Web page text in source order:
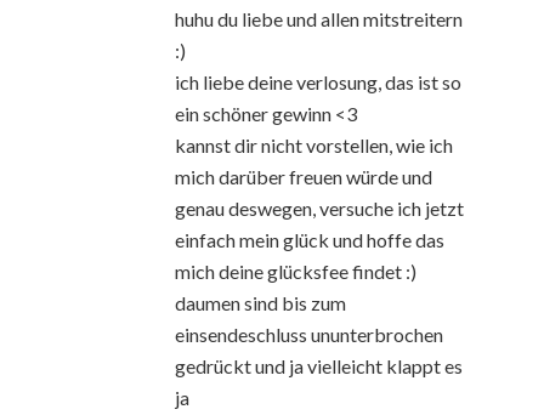
huhu du liebe und allen mitstreitern
:)
ich liebe deine verlosung, das ist so
ein schöner gewinn <3
kannst dir nicht vorstellen, wie ich
mich darüber freuen würde und
genau deswegen, versuche ich jetzt
einfach mein glück und hoffe das
mich deine glücksfee findet :)
daumen sind bis zum
einsendeschluss ununterbrochen
gedrückt und ja vielleicht klappt es
ja